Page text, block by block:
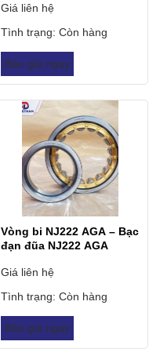
Giá liên hệ
Tình trạng: Còn hàng
Báo giá ngay
Vòng bi NJ222 AGA – Bạc
đạn đũa NJ222 AGA
Giá liên hệ
Tình trạng: Còn hàng
Báo giá ngay